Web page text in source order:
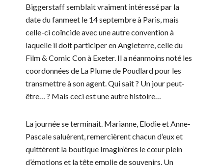
Biggerstaff semblait vraiment intéressé par la
date du fanmeet le 14 septembre à Paris, mais
celle-ci coïncide avec une autre convention à
laquelle il doit participer en Angleterre, celle du
Film & Comic Con à Exeter. Il a néanmoins noté les
coordonnées de La Plume de Poudlard pour les
transmettre à son agent. Qui sait ? Un jour peut-
être… ? Mais ceci est une autre histoire…
La journée se terminait. Marianne, Elodie et Anne-
Pascale saluèrent, remercièrent chacun d’eux et
quittèrent la boutique Imagin’ères le cœur plein
d’émotions et la tête emplie de souvenirs. Un